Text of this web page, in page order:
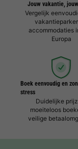
Jouw vakantie,
Vergelijk
accommodaties
Europa
Boek eenvoudig en
stress
Duidelijke
moeiteloos
veilige